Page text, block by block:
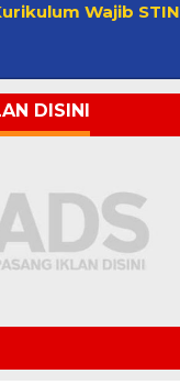
Wajib STIN
DISINI